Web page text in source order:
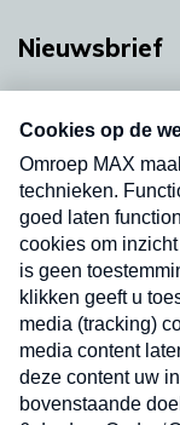
Nieuwsbrief
nieuwsbrief.
uw mailbox.